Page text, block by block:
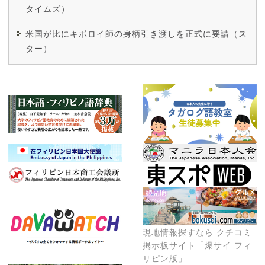
現地情報探すなら クチコミ
掲示板サイト「爆サイ フィ
リピン版」
タイムズ）
米国が比にキボロイ師の身柄引き渡しを正式に要請（ス
ター）